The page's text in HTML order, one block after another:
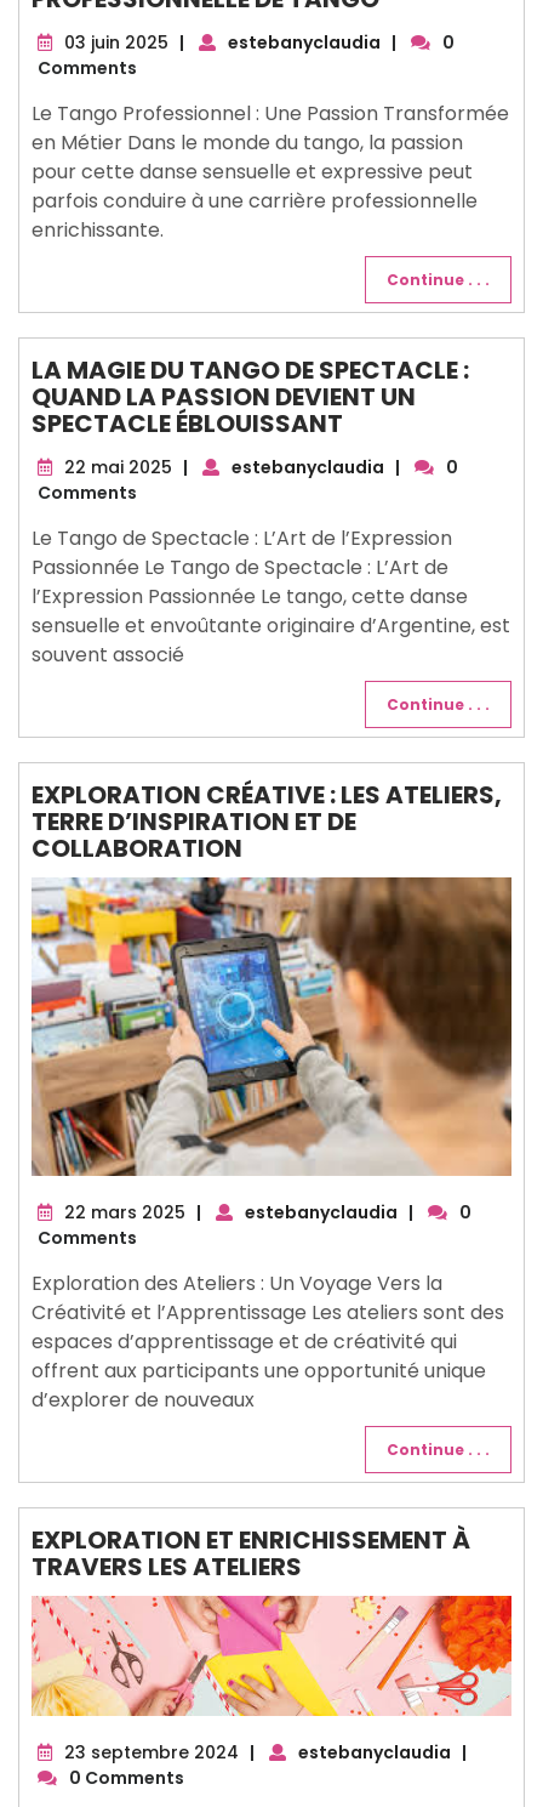
03 juin 2025 03
| estebanyclaudia |
0
Comments
Le Tango Professionnel : Une Passion Transformée
en Métier Dans le monde du tango, la passion
pour cette danse sensuelle et expressive peut
parfois conduire à une carrière professionnelle
enrichissante.
Continue . . .
LA MAGIE DU TANGO DE SPECTACLE :
QUAND LA PASSION DEVIENT UN
SPECTACLE ÉBLOUISSANT
22 mai 2025 22
| estebanyclaudia |
0
Comments
Le Tango de Spectacle : L’Art de l’Expression
Passionnée Le Tango de Spectacle : L’Art de
l’Expression Passionnée Le tango, cette danse
sensuelle et envoûtante originaire d’Argentine, est
souvent associé
Continue . . .
EXPLORATION CRÉATIVE : LES ATELIERS,
TERRE D’INSPIRATION ET DE
COLLABORATION
22 mars 2025 22
| estebanyclaudia |
0
Comments
Exploration des Ateliers : Un Voyage Vers la
Créativité et l’Apprentissage Les ateliers sont des
espaces d’apprentissage et de créativité qui
offrent aux participants une opportunité unique
d’explorer de nouveaux
Continue . . .
EXPLORATION ET ENRICHISSEMENT À
TRAVERS LES ATELIERS
23 septembre 2024 23
| estebanyclaudia |
0 Comments